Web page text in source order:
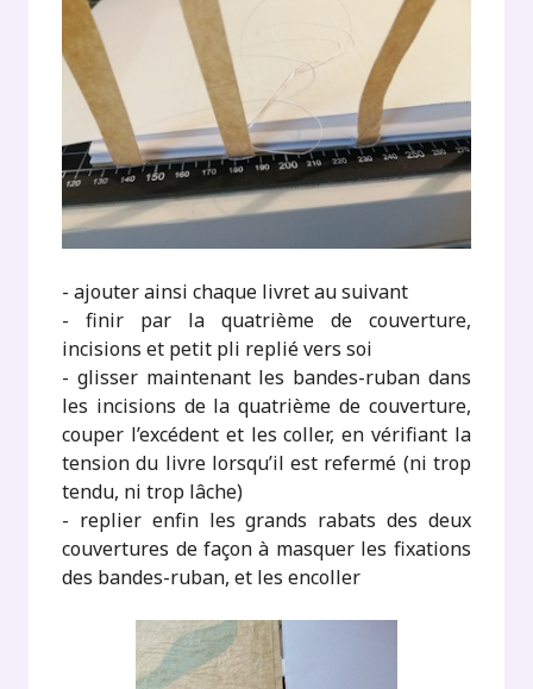
- ajouter ainsi chaque livret au suivant
- finir par la quatrième de couverture,
incisions et petit pli replié vers soi
- glisser maintenant les bandes-ruban dans
les incisions de la quatrième de couverture,
couper l’excédent et les coller, en vérifiant la
tension du livre lorsqu’il est refermé (ni trop
tendu, ni trop lâche)
- replier enfin les grands rabats des deux
couvertures de façon à masquer les fixations
des bandes-ruban, et les encoller